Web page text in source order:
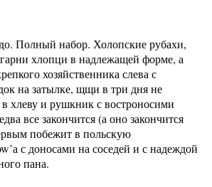
Полный набор. Холопские рубахи,
хлопци в надлежащей форме, а
хозяйственника слева с
на затылке, щщи в три дня не
хлеву и рушкник с востроносими
все закончится (а оно закончится
побежит в польскую
с доносами на соседей и с надеждой
пана.